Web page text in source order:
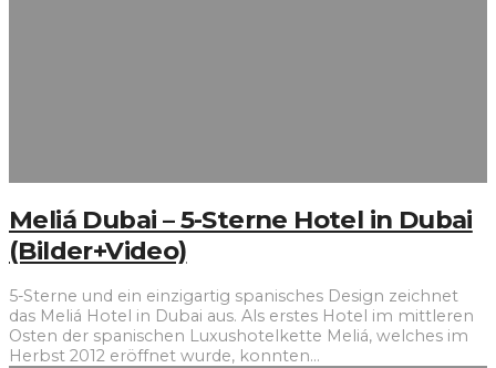
Meliá Dubai – 5-Sterne Hotel in Dubai
(Bilder+Video)
5-Sterne und ein einzigartig spanisches Design zeichnet
das Meliá Hotel in Dubai aus. Als erstes Hotel im mittleren
Osten der spanischen Luxushotelkette Meliá, welches im
Herbst 2012 eröffnet wurde, konnten...